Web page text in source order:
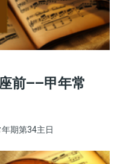
前——甲年常
期第34主日